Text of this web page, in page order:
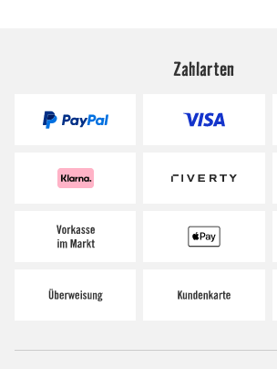
Zahlarten